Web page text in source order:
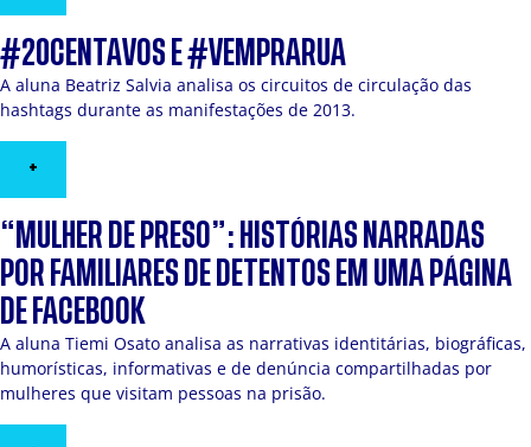
#20CENTAVOS E #VEMPRARUA
A aluna Beatriz Salvia analisa os circuitos de circulação das
hashtags durante as manifestações de 2013.
+
“MULHER DE PRESO”: HISTÓRIAS NARRADAS
POR FAMILIARES DE DETENTOS EM UMA PÁGINA
DE FACEBOOK
A aluna Tiemi Osato analisa as narrativas identitárias, biográficas,
humorísticas, informativas e de denúncia compartilhadas por
mulheres que visitam pessoas na prisão.